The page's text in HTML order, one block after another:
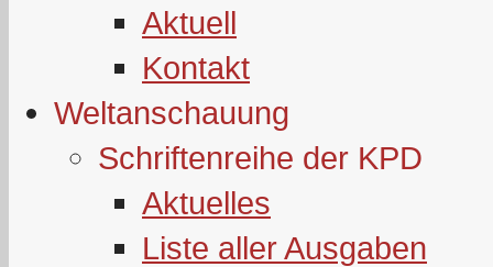
Aktuell
Kontakt
Weltanschauung
Schriftenreihe der KPD
Aktuelles
Liste aller Ausgaben